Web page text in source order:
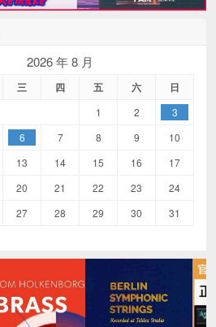
2026 年 8 月
三 四 五 六 日
1 2
3
6 7 8 9
10
13 14 15 16
17
20 21 22 23
24
27 28 29 30
31